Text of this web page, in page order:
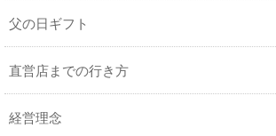
父の日ギフト
直営店までの行き方
経営理念